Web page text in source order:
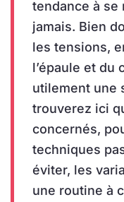
tendance à se
jamais. Bien
les tensions,
l’épaule et du
utilement une
trouverez ici
concernés,
techniques
éviter, les
une routine à